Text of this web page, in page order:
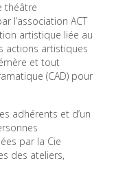
théâtre
l’association ACT
artistique liée au
actions artistiques
et tout
(CAD) pour
adhérents et d’un
par la Cie
des ateliers,